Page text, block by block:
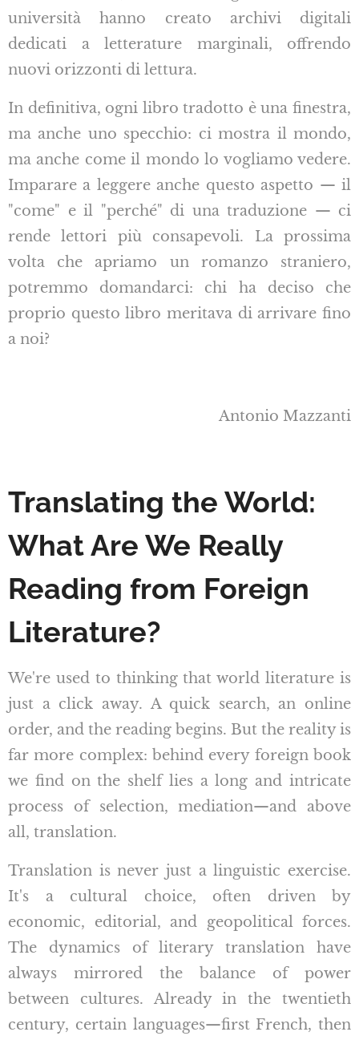
università hanno creato archivi digitali
dedicati a letterature marginali, offrendo
nuovi orizzonti di lettura.
In definitiva, ogni libro tradotto è una finestra,
ma anche uno specchio: ci mostra il mondo,
ma anche come il mondo lo vogliamo vedere.
Imparare a leggere anche questo aspetto — il
"come" e il "perché" di una traduzione — ci
rende lettori più consapevoli. La prossima
volta che apriamo un romanzo straniero,
potremmo domandarci: chi ha deciso che
proprio questo libro meritava di arrivare fino
a noi?
Antonio Mazzanti
Translating the World:
What Are We Really
Reading from Foreign
Literature?
We're used to thinking that world literature is
just a click away. A quick search, an online
order, and the reading begins. But the reality is
far more complex: behind every foreign book
we find on the shelf lies a long and intricate
process of selection, mediation—and above
all, translation.
Translation is never just a linguistic exercise.
It's a cultural choice, often driven by
economic, editorial, and geopolitical forces.
The dynamics of literary translation have
always mirrored the balance of power
between cultures. Already in the twentieth
century, certain languages—first French, then